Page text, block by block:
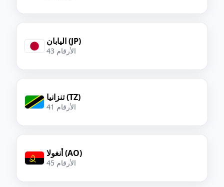
اليابان (JP)
43 الأرقام
تنزانيا (TZ)
41 الأرقام
أنغولا (AO)
45 الأرقام